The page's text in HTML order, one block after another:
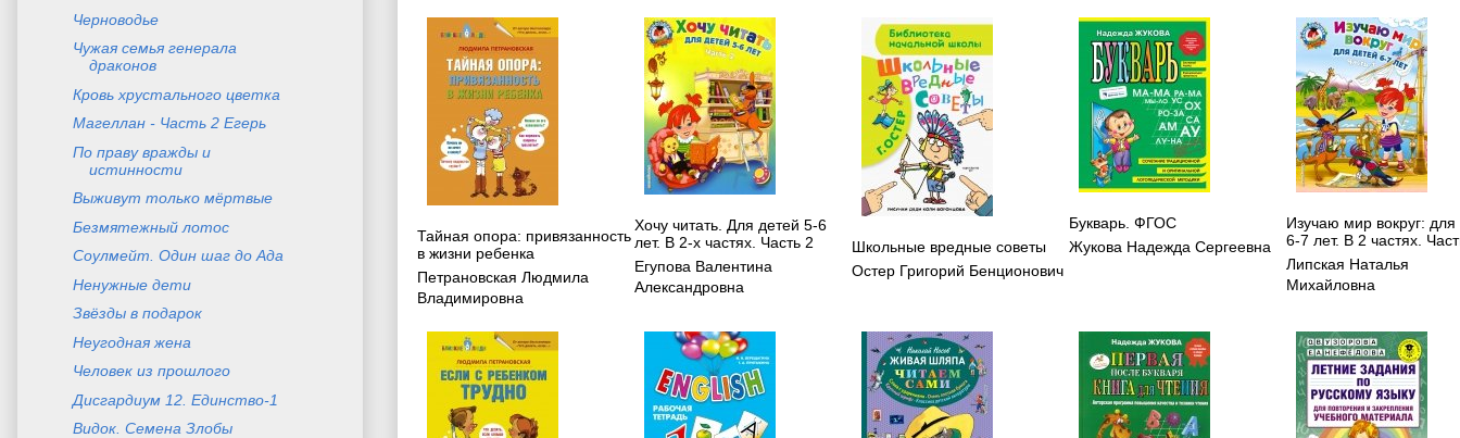
Тайная опора: привязанность
в жизни ребенка
Петрановская Людмила
Владимировна
Хочу читать. Для детей 5-6
лет. В 2-х частях. Часть 2
Егупова Валентина
Александровна
Школьные вредные советы
Остер Григорий Бенционович
Букварь. ФГОС
Жукова Надежда Сергеевна
Изучаю мир вокруг: для
6-7 лет. В 2 частях.
Липская Наталья
Михайловна
Черноводье
Чужая семья генерала
драконов
Кровь хрустального цветка
Магеллан - Часть 2 Егерь
По праву вражды и
истинности
Выживут только мёртвые
Безмятежный лотос
Соулмейт. Один шаг до Ада
Ненужные дети
Звёзды в подарок
Неугодная жена
Человек из прошлого
Дисгардиум 12. Единство-1
Видок. Семена Злобы